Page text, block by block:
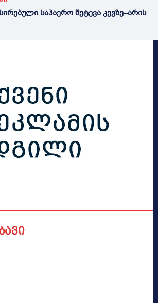
საჰაერო შეტევა კევზე–არის